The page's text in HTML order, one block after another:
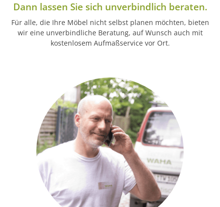
Dann lassen Sie sich unverbindlich beraten.
Für alle, die Ihre Möbel nicht selbst planen möchten, bieten
wir eine unverbindliche Beratung, auf Wunsch auch mit
kostenlosem Aufmaßservice vor Ort.